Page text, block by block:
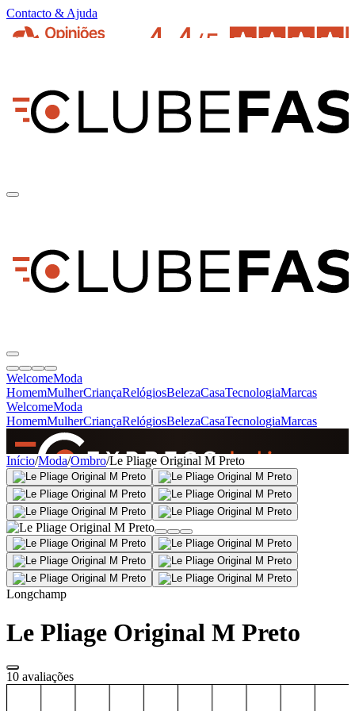
Contacto & Ajuda
WelcomeModa
HomemMulherCriançaRelógiosBelezaCasaTecnologiaMarcas
WelcomeModa
HomemMulherCriançaRelógiosBelezaCasaTecnologiaMarcas
SINCE 2005
+de 36.000 reviews
Início/Moda/Ombro/Le Pliage Original M Preto
Longchamp
Le Pliage Original M Preto
10 avaliações